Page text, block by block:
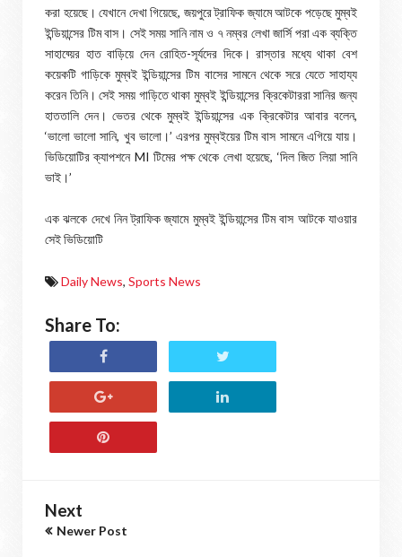
করা হয়েছে। যেখানে দেখা গিয়েছে, জয়পুরে ট্রাফিক জ্যামে আটকে পড়েছে মুম্বই
ইন্ডিয়ান্সের টিম বাস। সেই সময় সানি নাম ও ৭ নম্বর লেখা জার্সি পরা এক ব্যক্তি
সাহায্য়ের হাত বাড়িয়ে দেন রোহিত-সূর্যদের দিকে। রাস্তার মধ্যে থাকা বেশ
কয়েকটি গাড়িকে মুম্বই ইন্ডিয়ান্সের টিম বাসের সামনে থেকে সরে যেতে সাহায্য
করেন তিনি। সেই সময় গাড়িতে থাকা মুম্বই ইন্ডিয়ান্সের ক্রিকেটাররা সানির জন্য
হাততালি দেন। ভেতর থেকে মুম্বই ইন্ডিয়ান্সের এক ক্রিকেটার আবার বলেন,
‘ভালো ভালো সানি, খুব ভালো।’ এরপর মুম্বইয়ের টিম বাস সামনে এগিয়ে যায়।
ভিডিয়োটির ক্যাপশনে MI টিমের পক্ষ থেকে লেখা হয়েছে, ‘দিল জিত লিয়া সানি
ভাই।’
এক ঝলকে দেখে নিন ট্রাফিক জ্যামে মুম্বই ইন্ডিয়ান্সের টিম বাস আটকে যাওয়ার
সেই ভিডিয়োটি
Daily News, Sports News
Share To:
Next
Newer Post